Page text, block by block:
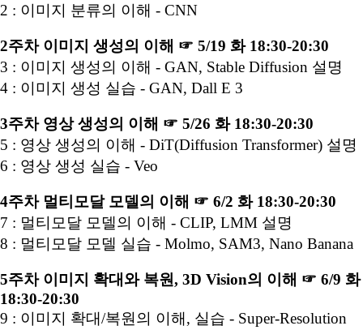
2 : 이미지 분류의 이해 - CNN
2주차 이미지 생성의 이해 ☞ 5/19 화 18:30-20:30
3 : 이미지 생성의 이해 - GAN, Stable Diffusion 설명
4 : 이미지 생성 실습 - GAN, Dall E 3
3주차 영상 생성의 이해 ☞ 5/26 화 18:30-20:30
5 : 영상 생성의 이해 - DiT(Diffusion Transformer) 설명
6 : 영상 생성 실습 - Veo
4주차 멀티모달 모델의 이해 ☞ 6/2 화 18:30-20:30
7 : 멀티모달 모델의 이해 - CLIP, LMM 설명
8 : 멀티모달 모델 실습 - Molmo, SAM3, Nano Banana
5주차 이미지 확대와 복원, 3D Vision의 이해 ☞ 6/9 화
18:30-20:30
9 : 이미지 확대/복원의 이해, 실습 - Super-Resolution